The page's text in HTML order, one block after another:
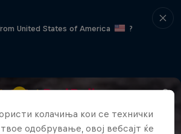
United States of America
?
колачиња кои се технички
одобрување, овој вебсајт ќе